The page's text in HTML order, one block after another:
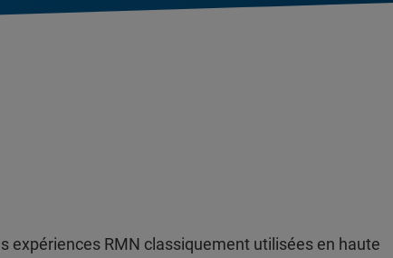
expériences RMN classiquement utilisées en haute